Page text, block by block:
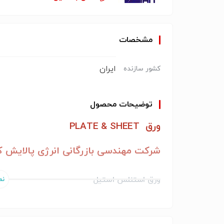
مشخصات
کشور سازنده ایران
توضیحات محصول
ورق PLATE & SHEET
شرکت مهندسی بازرگانی انرژی پالایش
ورق استنلس استیل